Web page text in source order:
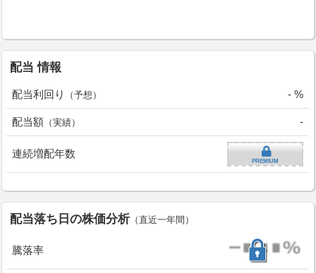
配当 情報
配当利回り （予想） - %
配当額 （実績） -
連続増配年数
PREMIUM
配当落ち日の株価分析（直近一年間）
騰落率